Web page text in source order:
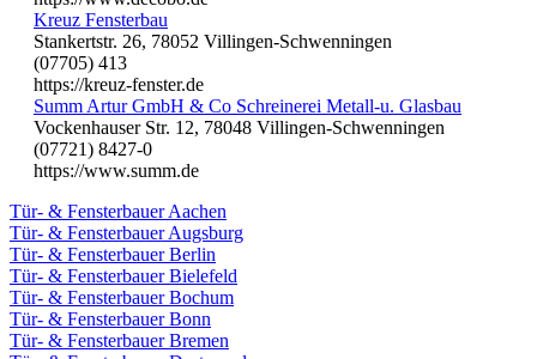
Kreuz Fensterbau
Stankertstr. 26, 78052 Villingen-Schwenningen
(07705) 413
https://kreuz-fenster.de
Summ Artur GmbH & Co Schreinerei Metall-u. Glasbau
Vockenhauser Str. 12, 78048 Villingen-Schwenningen
(07721) 8427-0
https://www.summ.de
Tür- & Fensterbauer Aachen
Tür- & Fensterbauer Augsburg
Tür- & Fensterbauer Berlin
Tür- & Fensterbauer Bielefeld
Tür- & Fensterbauer Bochum
Tür- & Fensterbauer Bonn
Tür- & Fensterbauer Bremen